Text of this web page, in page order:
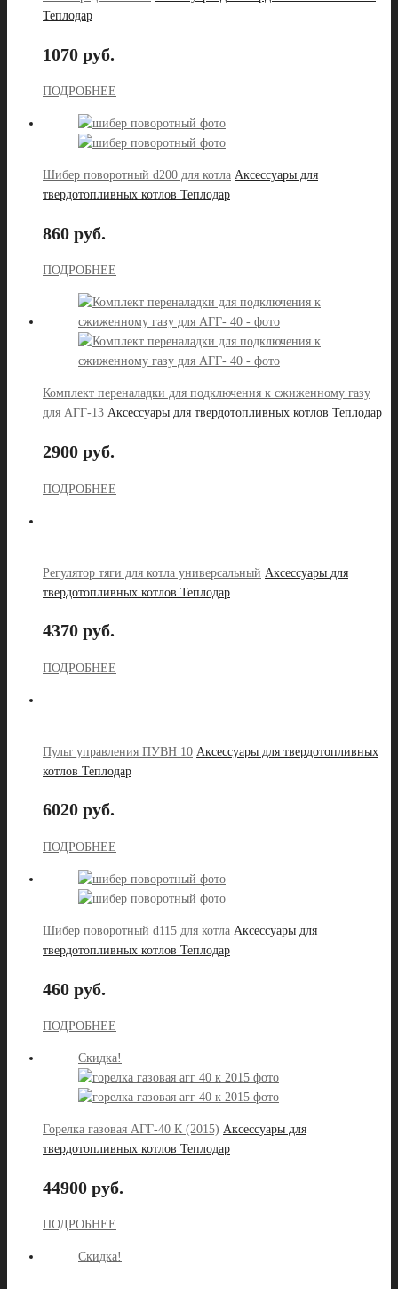
Теплодар
1070 руб.
ПОДРОБНЕЕ
Шибер поворотный d200 для котла Аксессуары для
твердотопливных котлов Теплодар
860 руб.
ПОДРОБНЕЕ
Комплект переналадки для подключения к сжиженному газу
для АГГ-13 Аксессуары для твердотопливных котлов Теплодар
2900 руб.
ПОДРОБНЕЕ
Регулятор тяги для котла универсальный Аксессуары для
твердотопливных котлов Теплодар
4370 руб.
ПОДРОБНЕЕ
Пульт управления ПУВН 10 Аксессуары для твердотопливных
котлов Теплодар
6020 руб.
ПОДРОБНЕЕ
Шибер поворотный d115 для котла Аксессуары для
твердотопливных котлов Теплодар
460 руб.
ПОДРОБНЕЕ
Скидка!
Горелка газовая АГГ-40 К (2015) Аксессуары для
твердотопливных котлов Теплодар
44900 руб.
ПОДРОБНЕЕ
Скидка!